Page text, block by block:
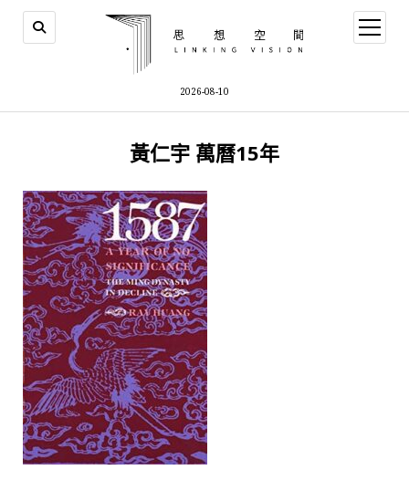
2026-08-10
open
menu
黃仁宇 萬曆15年